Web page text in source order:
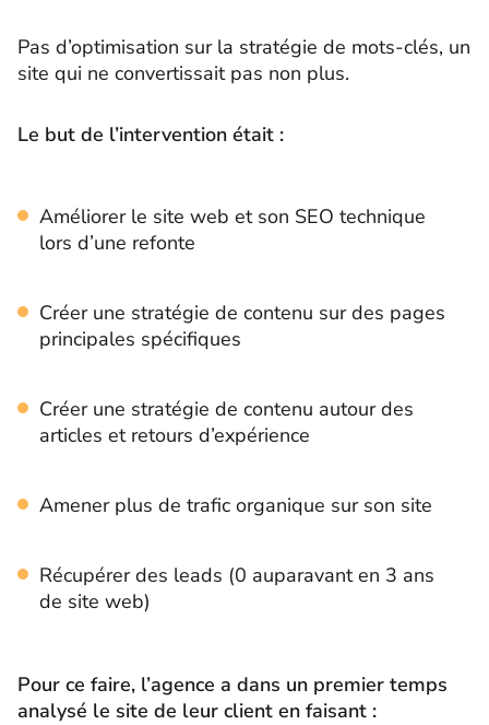
Pas d’optimisation sur la stratégie de mots-clés, un
site qui ne convertissait pas non plus.
Le but de l’intervention était :
Améliorer le site web et son SEO technique
lors d’une refonte
Créer une stratégie de contenu sur des pages
principales spécifiques
Créer une stratégie de contenu autour des
articles et retours d’expérience
Amener plus de trafic organique sur son site
Récupérer des leads (0 auparavant en 3 ans
de site web)
Pour ce faire, l’agence a dans un premier temps
analysé le site de leur client en faisant :